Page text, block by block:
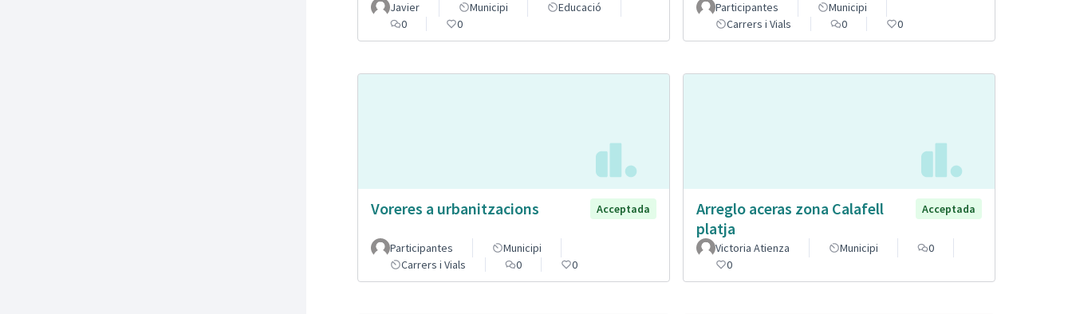
Javier Municipi
Educació
0
0
Participantes
Municipi
Carrers i Vials
0 0
Voreres a urbanitzacions Acceptada
Participantes
Municipi
Carrers i Vials
0 0
Arreglo aceras zona Calafell
platja
Acceptada
Victoria Atienza Municipi
0
0